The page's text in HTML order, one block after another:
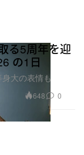
る5周年を迎
の1日
大の表情も
648 0